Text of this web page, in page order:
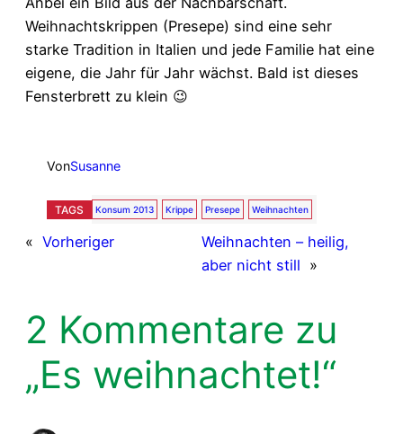
Weihnachtskrippen (Presepe) sind eine sehr
starke Tradition in Italien und jede Familie hat eine
eigene, die Jahr für Jahr wächst. Bald ist dieses
Fensterbrett zu klein 😉
VonSusanne
TAGS Konsum 2013 Krippe Presepe Weihnachten
« Vorheriger
Weihnachten – heilig,
aber nicht still »
2 Kommentare zu
„Es weihnachtet!“